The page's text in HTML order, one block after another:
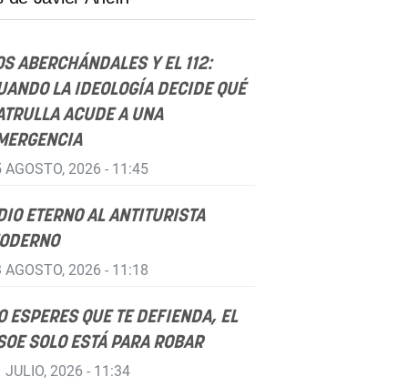
ABERCHÁNDALES Y EL 112:
LA IDEOLOGÍA DECIDE QUÉ
ACUDE A UNA
AGOSTO, 2026 - 11:45
ETERNO AL ANTITURISTA
AGOSTO, 2026 - 11:18
ESPERES QUE TE DEFIENDA, EL
SOLO ESTÁ PARA ROBAR
JULIO, 2026 - 11:34